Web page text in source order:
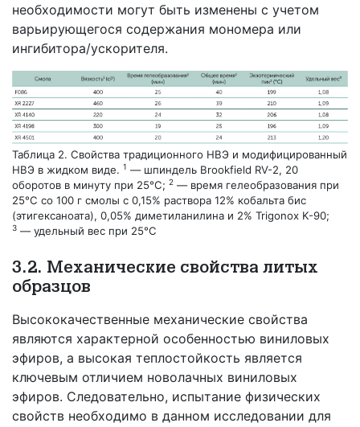
необходимости могут быть изменены с учетом
варьирующегося содержания мономера или
ингибитора/ускорителя.
Таблица 2. Свойства традиционного НВЭ и модифицированный
НВЭ в жидком виде. 1 — шпиндель Brookfield RV-2, 20
оборотов в минуту при 25°C; 2 — время гелеобразования при
25°C со 100 г смолы с 0,15% раствора 12% кобальта бис
(этигексаноата), 0,05% диметиланилина и 2% Trigonox K-90;
3 — удельный вес при 25°C
3.2. Механические свойства литых
образцов
Высококачественные механические свойства
являются характерной особенностью виниловых
эфиров, а высокая теплостойкость является
ключевым отличием новолачных виниловых
эфиров. Следовательно, испытание физических
свойств необходимо в данном исследовании для